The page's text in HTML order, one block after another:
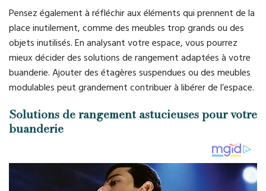
Pensez également à réfléchir aux éléments qui prennent de la
place inutilement, comme des meubles trop grands ou des
objets inutilisés. En analysant votre espace, vous pourrez
mieux décider des solutions de rangement adaptées à votre
buanderie. Ajouter des étagères suspendues ou des meubles
modulables peut grandement contribuer à libérer de l’espace.
Solutions de rangement astucieuses pour votre
buanderie